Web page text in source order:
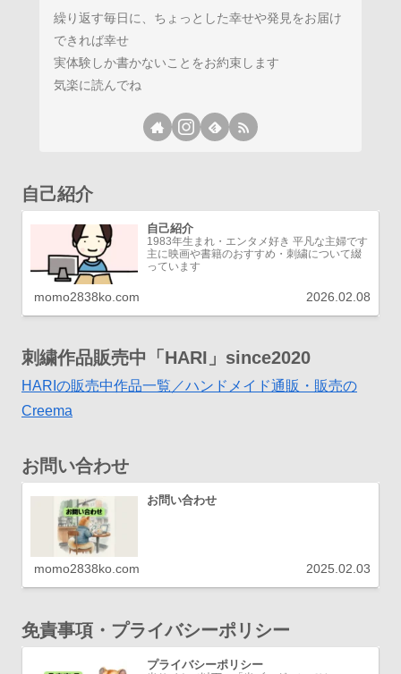
繰り返す毎日に、ちょっとした幸せや発見をお届け
できれば幸せ
実体験しか書かないことをお約束します
気楽に読んでね
自己紹介
自己紹介
1983年生まれ・エンタメ好き 平凡な主婦です
主に映画や書籍のおすすめ・刺繍について綴
っています
momo2838ko.com 2026.02.08
刺繍作品販売中「HARI」since2020
HARIの販売中作品一覧／ハンドメイド通販・販売の
Creema
お問い合わせ
お問い合わせ
momo2838ko.com 2025.02.03
免責事項・プライバシーポリシー
プライバシーポリシー